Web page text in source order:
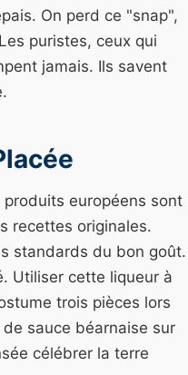
On perd ce "snap",
puristes, ceux qui
jamais. Ils savent
européens sont
recettes originales.
standards du bon goût.
Utiliser cette liqueur à
trois pièces lors
sauce béarnaise sur
célébrer la terre